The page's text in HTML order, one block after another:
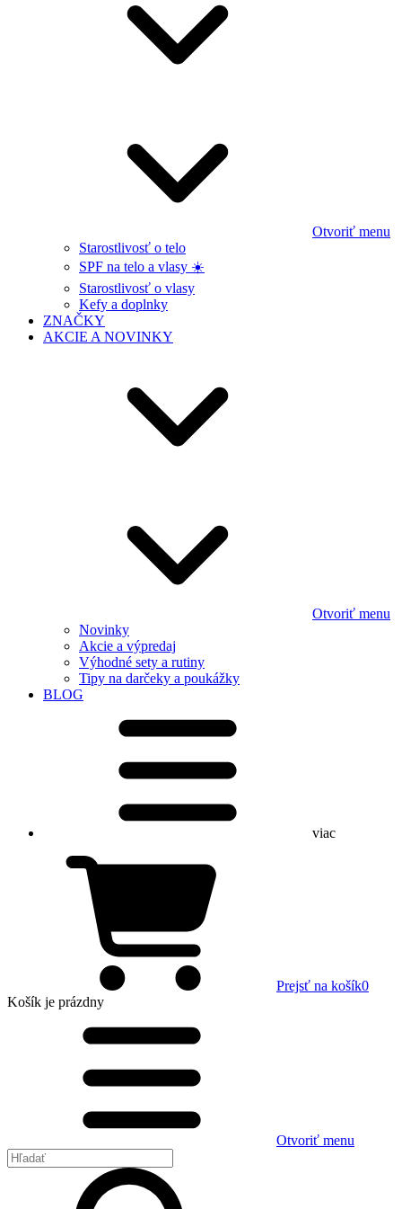
Otvoriť menu
Starostlivosť o telo
SPF na telo a vlasy ☀️
Starostlivosť o vlasy
Kefy a doplnky
ZNAČKY
AKCIE A NOVINKY
Otvoriť menu
Novinky
Akcie a výpredaj
Výhodné sety a rutiny
Tipy na darčeky a poukážky
BLOG
viac
Prejsť na košík0
Košík je prázdny
Otvoriť menu